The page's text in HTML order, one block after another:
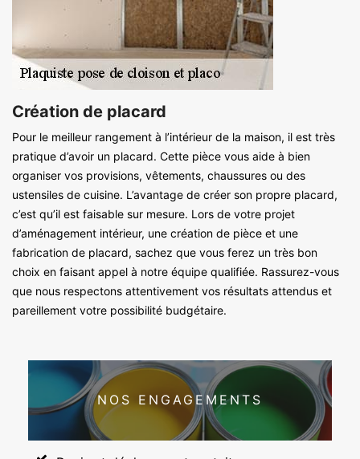
Création de placard
Pour le meilleur rangement à l’intérieur de la maison, il est très
pratique d’avoir un placard. Cette pièce vous aide à bien
organiser vos provisions, vêtements, chaussures ou des
ustensiles de cuisine. L’avantage de créer son propre placard,
c’est qu’il est faisable sur mesure. Lors de votre projet
d’aménagement intérieur, une création de pièce et une
fabrication de placard, sachez que vous ferez un très bon
choix en faisant appel à notre équipe qualifiée. Rassurez-vous
que nous respectons attentivement vos résultats attendus et
pareillement votre possibilité budgétaire.
NOS ENGAGEMENTS